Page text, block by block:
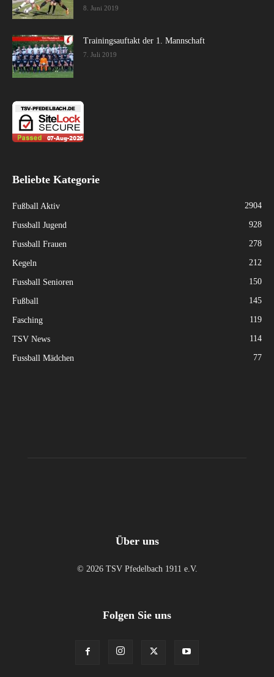
8. Juni 2019
Trainingsauftakt der 1. Mannschaft
7. Juli 2019
Beliebte Kategorie
Fußball Aktiv 2904
Fussball Jugend 928
Fussball Frauen 278
Kegeln 212
Fussball Senioren 150
Fußball 145
Fasching 119
TSV News 114
Fussball Mädchen 77
Über uns
© 2026 TSV Pfedelbach 1911 e.V.
Folgen Sie uns